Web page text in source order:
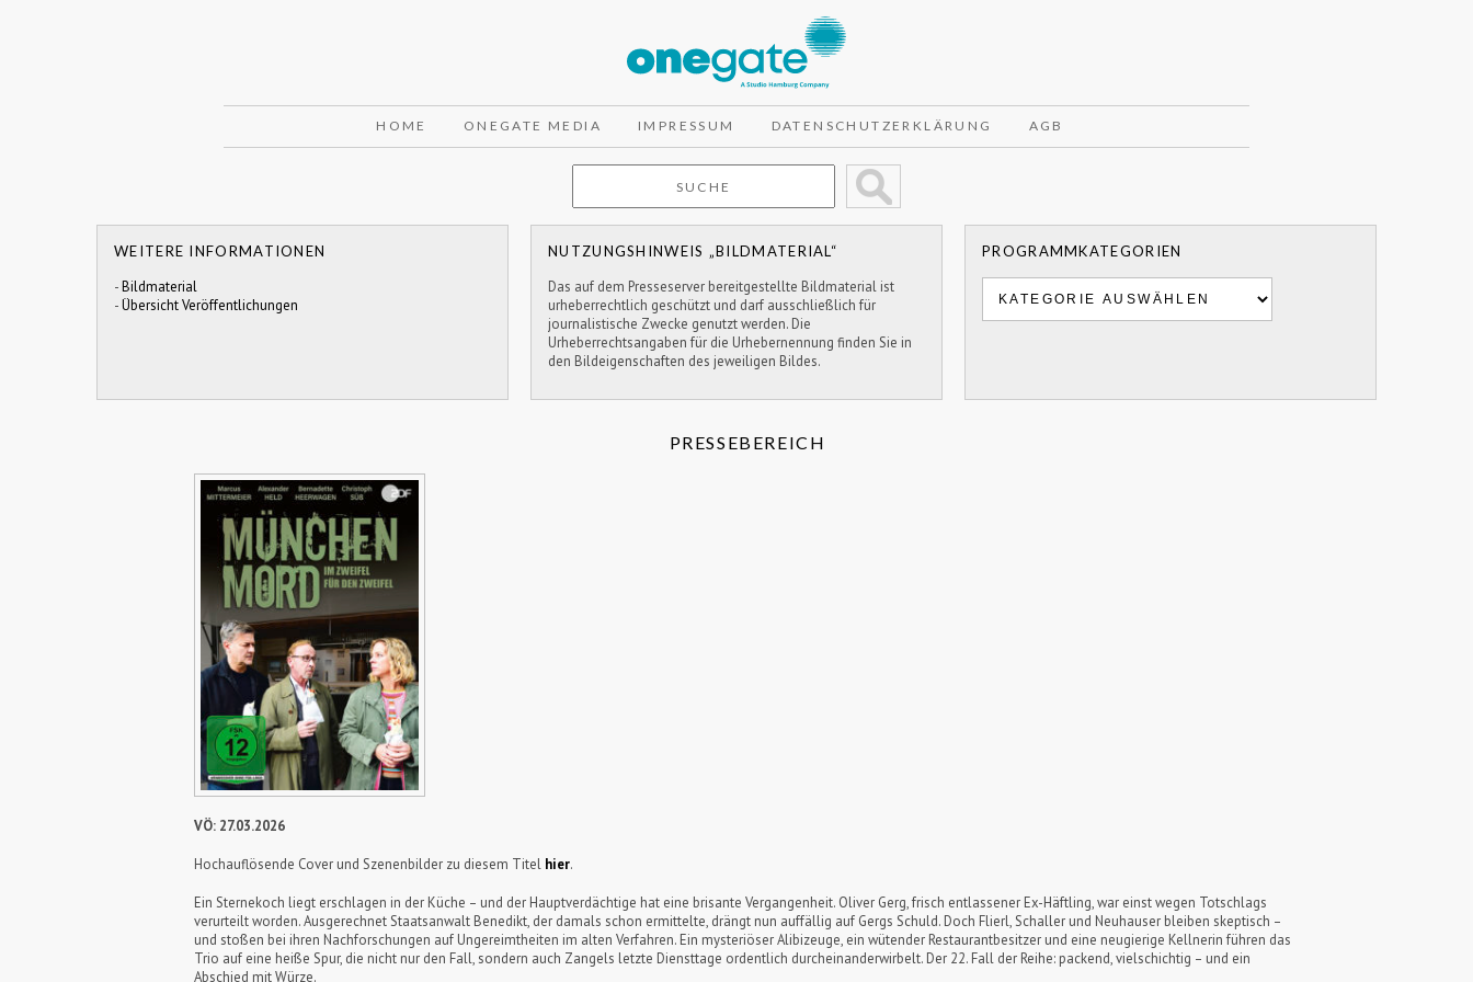
HOME ONEGATE MEDIA IMPRESSUM DATENSCHUTZERKLÄRUNG AGB
WEITERE INFORMATIONEN
-Bildmaterial
-Übersicht Veröffentlichungen
NUTZUNGSHINWEIS „BILDMATERIAL“
Das auf dem Presseserver bereitgestellte Bildmaterial ist
urheberrechtlich geschützt und darf ausschließlich für
journalistische Zwecke genutzt werden. Die
Urheberrechtsangaben für die Urhebernennung finden Sie in
den Bildeigenschaften des jeweiligen Bildes.
PROGRAMMKATEGORIEN
PRESSEBEREICH
VÖ: 27.03.2026
Hochauflösende Cover und Szenenbilder zu diesem Titel hier.
Ein Sternekoch liegt erschlagen in der Küche – und der Hauptverdächtige hat eine brisante Vergangenheit. Oliver Gerg, frisch entlassener Ex-Häftling, war einst wegen Totschlags
verurteilt worden. Ausgerechnet Staatsanwalt Benedikt, der damals schon ermittelte, drängt nun auffällig auf Gergs Schuld. Doch Flierl, Schaller und Neuhauser bleiben skeptisch –
und stoßen bei ihren Nachforschungen auf Ungereimtheiten im alten Verfahren. Ein mysteriöser Alibizeuge, ein wütender Restaurantbesitzer und eine neugierige Kellnerin führen das
Trio auf eine heiße Spur, die nicht nur den Fall, sondern auch Zangels letzte Diensttage ordentlich durcheinanderwirbelt. Der 22. Fall der Reihe: packend, vielschichtig – und ein
Abschied mit Würze.